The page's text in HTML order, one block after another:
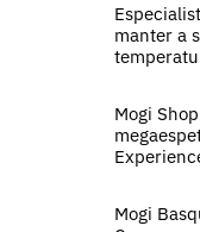
manter a
Mogi
Mogi